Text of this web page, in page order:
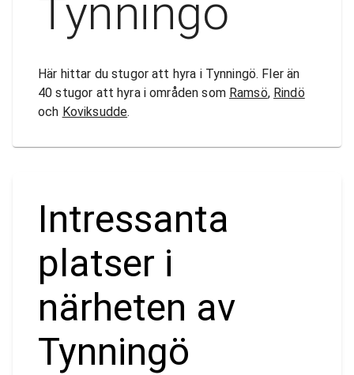
Tynningö
Här hittar du stugor att hyra i Tynningö. Fler än
40 stugor att hyra i områden som Ramsö, Rindö
och Koviksudde.
Intressanta
platser i
närheten av
Tynningö